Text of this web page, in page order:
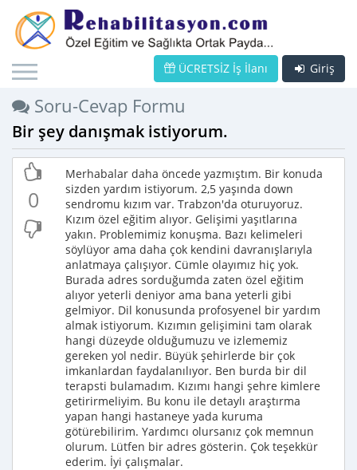
Giriş
ÜCRETSİZ İş İlanı
Soru-Cevap Formu
Bir şey danışmak istiyorum.
0
Merhabalar daha öncede yazmıştım. Bir konuda
sizden yardım istiyorum. 2,5 yaşında down
sendromu kızım var. Trabzon'da oturuyoruz.
Kızım özel eğitim alıyor. Gelişimi yaşıtlarına
yakın. Problemimiz konuşma. Bazı kelimeleri
söylüyor ama daha çok kendini davranışlarıyla
anlatmaya çalışıyor. Cümle olayımız hiç yok.
Burada adres sorduğumda zaten özel eğitim
alıyor yeterli deniyor ama bana yeterli gibi
gelmiyor. Dil konusunda profosyenel bir yardım
almak istiyorum. Kızımın gelişimini tam olarak
hangi düzeyde olduğumuzu ve izlememiz
gereken yol nedir. Büyük şehirlerde bir çok
imkanlardan faydalanılıyor. Ben burda bir dil
terapsti bulamadım. Kızımı hangi şehre kimlere
getirirmeliyim. Bu konu ile detaylı araştırma
yapan hangi hastaneye yada kuruma
götürebilirim. Yardımcı olursanız çok memnun
olurum. Lütfen bir adres gösterin. Çok teşekkür
ederim. İyi çalışmalar.